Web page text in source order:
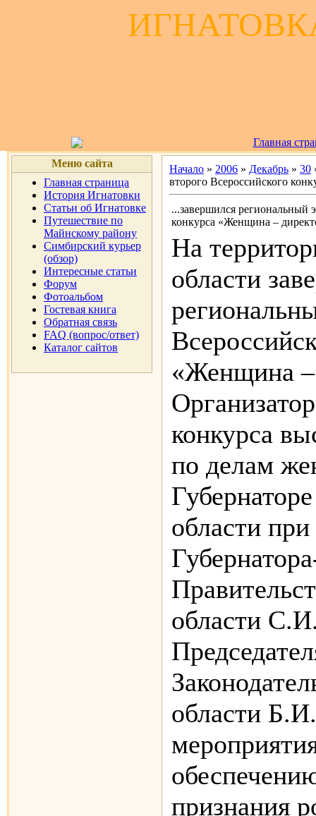
Главная
Меню сайта
Главная страница
История Игнатовки
Статьи об Игнатовке
Путешествие по
Майнскому району
Симбирский курьер
(обзор)
Интересные статьи
Форум
Фотоальбом
Гостевая книга
Обратная связь
FAQ (вопрос/ответ)
Каталог сайтов
Начало » 2006 » Декабрь » 30
второго Всероссийского
...завершился региональный
конкурса «Женщина –
На
области
«Женщина –
конкурса
по делам
области при
области
области
признания